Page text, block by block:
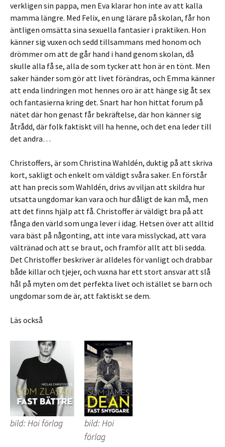
verkligen sin pappa, men Eva klarar hon inte av att kalla
mamma längre. Med Felix, en ung lärare på skolan, får hon
äntligen omsätta sina sexuella fantasier i praktiken. Hon
känner sig vuxen och sedd tillsammans med honom och
drömmer om att de går hand i hand genom skolan, då
skulle alla få se, alla de som tycker att hon är en tönt. Men
saker händer som gör att livet förändras, och Emma känner
att enda lindringen mot hennes oro är att hänge sig åt sex
och fantasierna kring det. Snart har hon hittat forum på
nätet där hon genast får bekräftelse, där hon känner sig
åtrådd, där folk faktiskt vill ha henne, och det ena leder till
det andra…
Christoffers, är som Christina Wahldén, duktig på att skriva
kort, sakligt och enkelt om väldigt svåra saker. En förstår
att han precis som Wahldén, drivs av viljan att skildra hur
utsatta ungdomar kan vara och hur dåligt de kan må, men
att det finns hjälp att få. Christoffer är väldigt bra på att
fånga den värld som unga lever i idag. Hetsen över att alltid
vara bäst på någonting, att inte vara misslyckad, att vara
vältränad och att se bra ut, och framför allt att bli sedda.
Det Christoffer beskriver är alldeles för vanligt och drabbar
både killar och tjejer, och vuxna har ett stort ansvar att slå
hål på myten om det perfekta livet och istället se barn och
ungdomar som de är, att faktiskt se dem.
Läs också
bild: Hoi förlag
bild: Hoi
förlag